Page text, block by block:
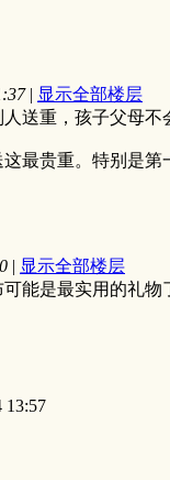
| 显示全部楼层
送重，孩子父母不
最贵重。特别是第
| 显示全部楼层
能是最实用的礼物
13:57